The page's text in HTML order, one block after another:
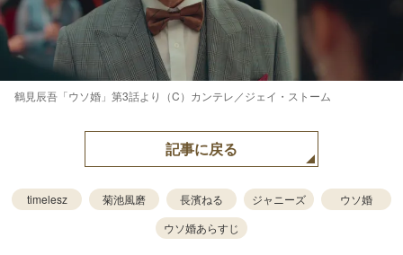
鶴見辰吾「ウソ婚」第3話より（C）カンテレ／ジェイ・ストーム
記事に戻る
timelesz 菊池風磨 長濱ねる ジャニーズ
ウソ婚
ウソ婚あらすじ